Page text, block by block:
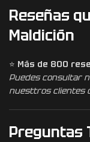
Reseñas
Maldición
⭐ Más de 800
Puedes consultar
nuesttros clientes
Preguntas